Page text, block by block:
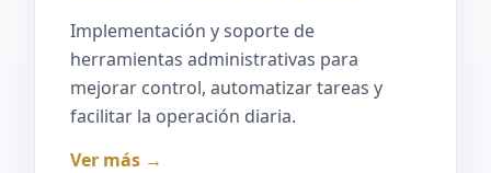
Implementación y soporte de
herramientas administrativas para
mejorar control, automatizar tareas y
facilitar la operación diaria.
Ver más →